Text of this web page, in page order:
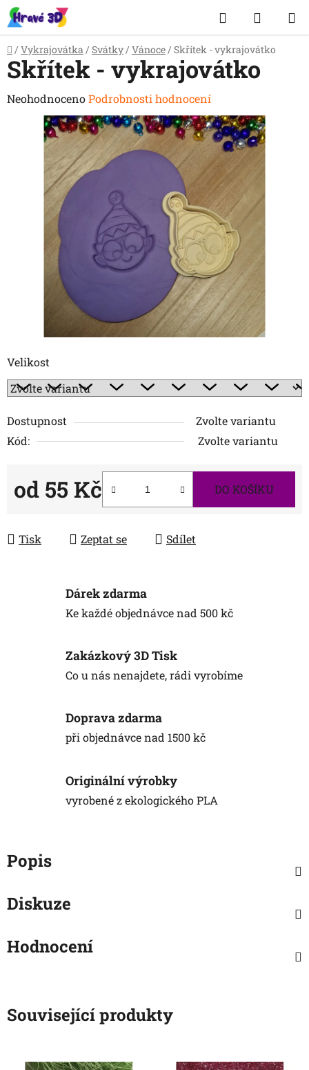
Přejít
na
obsah
Hledat
KOŠÍK
Domů
/ Vykrajovátka / Svátky / Vánoce / Skřítek - vykrajovátko
Velikost
Dostupnost
Zvolte variantu
Kód:
Zvolte variantu
od 55 Kč DO KOŠÍKU
Tisk Zeptat se Sdílet
Skřítek - vykrajovátko
Průměrné
hodnocení
produktu
hvězdiček.
NeohodnocenoPodrobnosti hodnocení
Dárek zdarma
Ke každé objednávce nad 500 kč
Zakázkový 3D Tisk
Co u nás nenajdete, rádi vyrobíme
Doprava zdarma
při objednávce nad 1500 kč
Originální výrobky
vyrobené z ekologického PLA
Popis
Diskuze
Hodnocení
Související produkty